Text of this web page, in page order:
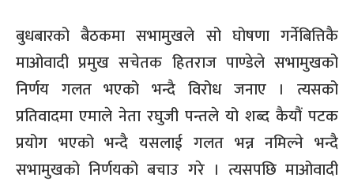
बुधबारको बैठकमा सभामुखले सो घोषणा गर्नेबित्तिकै
माओवादी प्रमुख सचेतक हितराज पाण्डेले सभामुखको
निर्णय गलत भएको भन्दै विरोध जनाए । त्यसको
प्रतिवादमा एमाले नेता रघुजी पन्तले यो शब्द कैयौं पटक
प्रयोग भएको भन्दै यसलाई गलत भन्न नमिल्ने भन्दै
सभामुखको निर्णयको बचाउ गरे । त्यसपछि माओवादी